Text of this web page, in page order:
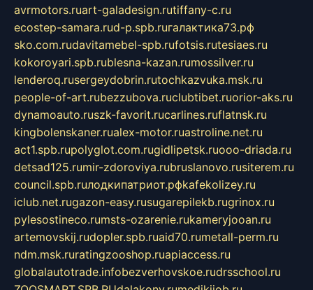
avrmotors.ruart-galadesign.rutiffany-c.ru
ecostep-samara.rud-p.spb.ruгалактика73.рф
sko.com.rudavitamebel-spb.rufotsis.rutesiaes.ru
kokoroyari.spb.rublesna-kazan.rumossilver.ru
lenderoq.rusergeydobrin.rutochkazvuka.msk.ru
people-of-art.rubezzubova.ruclubtibet.ruorior-aks.ru
dynamoauto.ruszk-favorit.rucarlines.ruflatnsk.ru
kingbolenskaner.rualex-motor.ruastroline.net.ru
act1.spb.rupolyglot.com.rugidlipetsk.ruooo-driada.ru
detsad125.rumir-zdoroviya.rubruslanovo.rusiterem.ru
council.spb.ruлодкипатриот.рфkafekolizey.ru
iclub.net.rugazon-easy.rusugarepilekb.rugrinox.ru
pylesostineco.rumsts-ozarenie.rukameryjooan.ru
artemovskij.rudopler.spb.ruaid70.rumetall-perm.ru
ndm.msk.ruratingzooshop.ruapiaccess.ru
globalautotrade.infobezverhovskoe.rudrsschool.ru